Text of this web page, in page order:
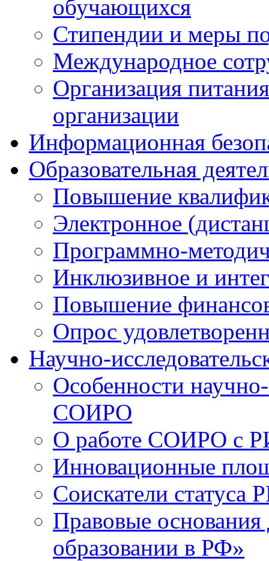
обучающихся
Стипендии и меры
Международное
Организация
организации
Информационная
Образовательная
Повышение
Электронное
Программно-
Инклюзивное и
Повышение
Опрос
Научно-
Особенности
СОИРО
О работе СОИРО с
Инновационные
Соискатели статуса
Правовые
образовании в РФ»